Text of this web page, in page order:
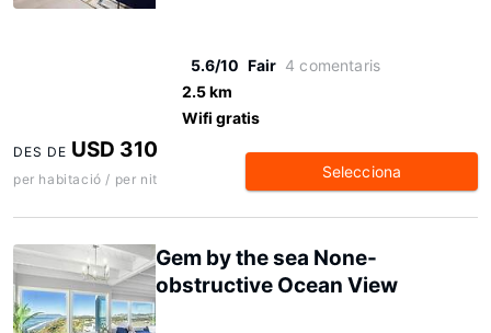
5.6/10 Fair 4 comentaris
2.5 km
Wifi gratis
DES DE USD 310
per habitació / per nit Selecciona
Gem by the sea None-
obstructive Ocean View